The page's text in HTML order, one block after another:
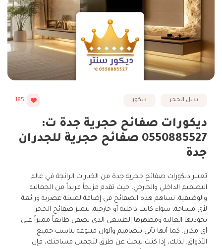
بديل الحجر ديكور 185
ديكورات صفائح حجرية جدة ت:
0550885527 صفائح حجرية للجدران
جدة
تعتبر ديكورات صفائح حجرية جدة من الخيارات الرائجة في عالم
التصميم الداخلي والخارجي، حيث تقدم مزيجاً فريداً من الجمالية
والوظيفية. تساهم هذه الصفائح في إضافة لمسة عصرية ورائعة
لأي مساحة، سواء كانت داخلية أو خارجية. تتميز صفائح الحجر
بجودتها العالية ومظهرها الطبيعي الذي يضفي طابعاً مميزاً على
أي مكان. كما أنها تأتي بتصاميم وألوان متنوعة تناسب جميع
الأذواق. لذلك، إذا كنت تبحث عن طرق لتجميل مساحتك، فإن